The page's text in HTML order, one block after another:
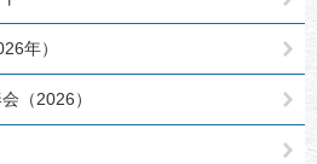
年）
（2026）